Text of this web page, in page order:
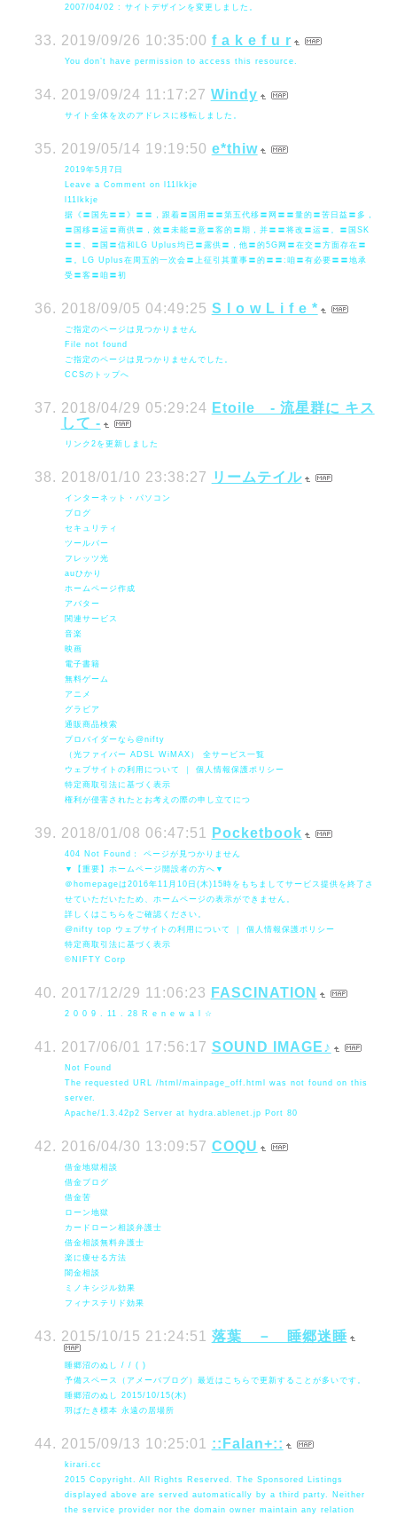
2007/04/02 : サイトデザインを変更しました。
2019/09/26 10:35:00 f a k e f u r
You don’t have permission to access this resource.
2019/09/24 11:17:27 Windy
サイト全体を次のアドレスに移転しました。
2019/05/14 19:19:50 e*thiw
2019年5月7日
Leave a Comment on l11lkkje
l11lkkje
据《〓国先〓〓》〓〓，跟着〓国用〓〓第五代移〓网〓〓量的〓苦日益〓多，
〓国移〓运〓商供〓，效〓未能〓意〓客的〓期，并〓〓将改〓运〓。〓国SK
〓〓、〓国〓信和LG Uplus均已〓露供〓，他〓的5G网〓在交〓方面存在〓
〓。LG Uplus在周五的一次会〓上征引其董事〓的〓〓:咱〓有必要〓〓地承
受〓客〓咱〓初
2018/09/05 04:49:25 S l o w L i f e *
ご指定のページは見つかりません
File not found
ご指定のページは見つかりませんでした。
CCSのトップへ
2018/04/29 05:29:24 Etoile - 流星群に キス
して -
リンク2を更新しました
2018/01/10 23:38:27 リームテイル
インターネット・パソコン
ブログ
セキュリティ
ツールバー
フレッツ光
auひかり
ホームページ作成
アバター
関連サービス
音楽
映画
電子書籍
無料ゲーム
アニメ
グラビア
通販商品検索
プロバイダーなら@nifty
（光ファイバー ADSL WiMAX） 全サービス一覧
ウェブサイトの利用について ｜ 個人情報保護ポリシー
特定商取引法に基づく表示
権利が侵害されたとお考えの際の申し立てにつ
2018/01/08 06:47:51 Pocketbook
404 Not Found： ページが見つかりません
▼【重要】ホームページ開設者の方へ▼
＠homepageは2016年11月10日(木)15時をもちましてサービス提供を終了さ
せていただいたため、ホームページの表示ができません。
詳しくはこちらをご確認ください。
@nifty top ウェブサイトの利用について ｜ 個人情報保護ポリシー
特定商取引法に基づく表示
©NIFTY Corp
2017/12/29 11:06:23 FASCINATION
2 0 0 9 . 11 . 28 R e n e w a l ☆
2017/06/01 17:56:17 SOUND IMAGE♪
Not Found
The requested URL /html/mainpage_off.html was not found on this
server.
Apache/1.3.42p2 Server at hydra.ablenet.jp Port 80
2016/04/30 13:09:57 COQU
借金地獄相談
借金ブログ
借金苦
ローン地獄
カードローン相談弁護士
借金相談無料弁護士
楽に痩せる方法
闇金相談
ミノキシジル効果
フィナステリド効果
2015/10/15 21:24:51 落葉 － 睡郷迷睡
睡郷沼のぬし / / ( )
予備スペース（アメーバブログ）最近はこちらで更新することが多いです。
睡郷沼のぬし 2015/10/15(木)
羽ばたき標本 永遠の居場所
2015/09/13 10:25:01 ::Falan+::
kirari.cc
2015 Copyright. All Rights Reserved. The Sponsored Listings
displayed above are served automatically by a third party. Neither
the service provider nor the domain owner maintain any relation